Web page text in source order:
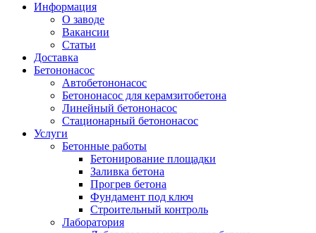
Информация
О заводе
Вакансии
Статьи
Доставка
Бетононасос
Автобетононасос
Бетононасос для керамзитобетона
Линейный бетононасос
Стационарный бетононасос
Услуги
Бетонные работы
Бетонирование площадки
Заливка бетона
Прогрев бетона
Фундамент под ключ
Строительный контроль
Лаборатория